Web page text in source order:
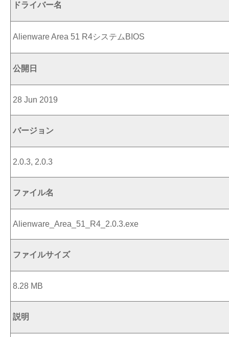
ドライバー名
Alienware Area 51 R4システムBIOS
公開日
28 Jun 2019
バージョン
2.0.3, 2.0.3
ファイル名
Alienware_Area_51_R4_2.0.3.exe
ファイルサイズ
8.28 MB
説明